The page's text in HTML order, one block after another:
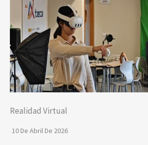
Realidad Virtual
10 De Abril De 2026